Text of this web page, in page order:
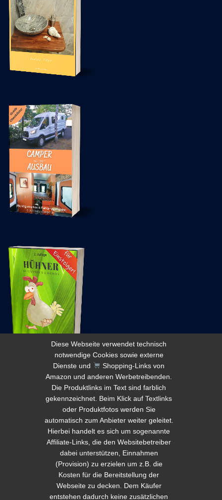
© 2026 Tauchsignalgeber.de Diese Webseite
verwendet technisch notwendige Cookies sowie
externe Dienste und
Shopping-Links von Amazon
und anderen Werbetreibenden. Die Produktlinks im
Text sind farblich gekennzeichnet. Beim Klick auf
Textlinks oder Produktfotos werden Sie automatisch
zum Anbieter weiter geleitet. Hierbei handelt es sich
Diese Webseite verwendet technisch
notwendige Cookies sowie externe
Dienste und
Shopping-Links von
Amazon und anderen Werbetreibenden.
Die Produktlinks im Text sind farblich
gekennzeichnet. Beim Klick auf Textlinks
oder Produktfotos werden Sie
automatisch zum Anbieter weiter geleitet.
Hierbei handelt es sich um sogenannte
Affiliate-Links, die den Websitebetreiber
dabei unterstützen, Einnahmen
(Provision) zu erzielen um z.B. die
Kosten für die Bereitstellung der
Webseite zu decken. Dem Käufer
entstehen dadurch keine zusätzlichen